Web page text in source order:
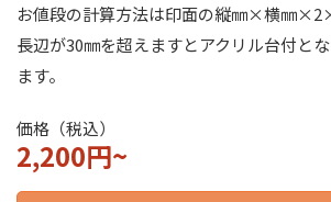
お値段の計算方法は印面の縦㎜×横㎜
長辺が30㎜を超えますとアクリル台付と
ます。
価格（税込）
2,200円~